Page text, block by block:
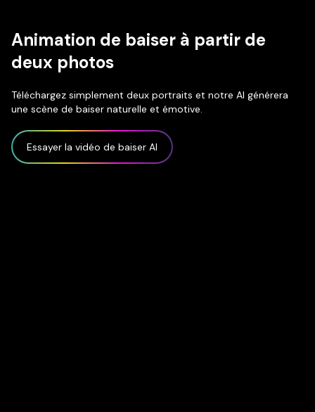
Animation de baiser à partir de
deux photos
Téléchargez simplement deux portraits et notre AI générera
une scène de baiser naturelle et émotive.
Essayer la vidéo de baiser AI